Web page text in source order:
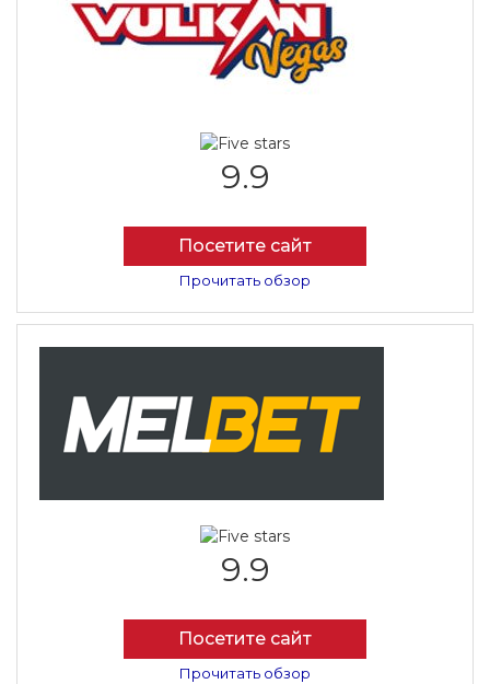
9.9
Посетите сайт
Прочитать обзор
9.9
Посетите сайт
Прочитать обзор